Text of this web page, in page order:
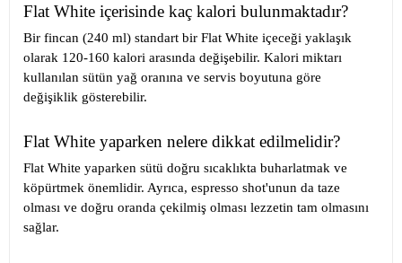
Flat White içerisinde kaç kalori bulunmaktadır?
Bir fincan (240 ml) standart bir Flat White içeceği yaklaşık
olarak 120-160 kalori arasında değişebilir. Kalori miktarı
kullanılan sütün yağ oranına ve servis boyutuna göre
değişiklik gösterebilir.
Flat White yaparken nelere dikkat edilmelidir?
Flat White yaparken sütü doğru sıcaklıkta buharlatmak ve
köpürtmek önemlidir. Ayrıca, espresso shot'unun da taze
olması ve doğru oranda çekilmiş olması lezzetin tam olmasını
sağlar.